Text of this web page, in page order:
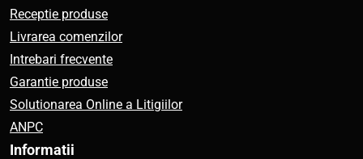
Receptie produse
Livrarea comenzilor
Intrebari frecvente
Garantie produse
Solutionarea Online a Litigiilor
ANPC
Informatii